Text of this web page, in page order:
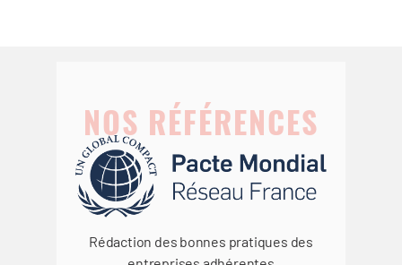
NOS RÉFÉRENCES
Rédaction des bonnes pratiques des